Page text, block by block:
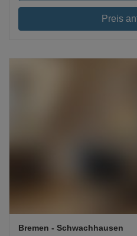
Preis
Bremen - Schwachhausen